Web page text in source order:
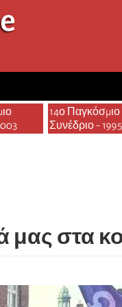
14ο Παγκόσμιο
Συνέδριο - 1995
στα